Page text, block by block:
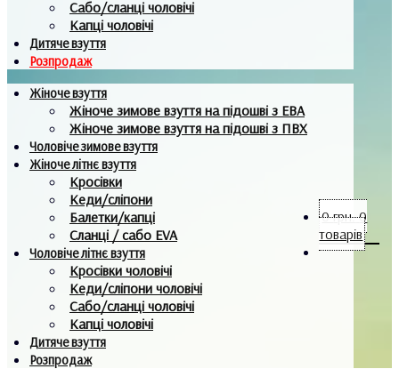
Сабо/сланці чоловічі
Капці чоловічі
Дитяче взуття
Розпродаж
Жіноче взуття
Жіноче зимове взуття на підошві з ЕВА
Жіноче зимове взуття на підошві з ПВХ
Чоловіче зимове взуття
Жіноче літнє взуття
Кросівки
Кеди/сліпони
Балетки/капці
Сланці / сабо EVA
Чоловіче літнє взуття
Кросівки чоловічі
Кеди/сліпони чоловічі
Сабо/сланці чоловічі
Капці чоловічі
Дитяче взуття
Розпродаж
0грн. 0
товарів